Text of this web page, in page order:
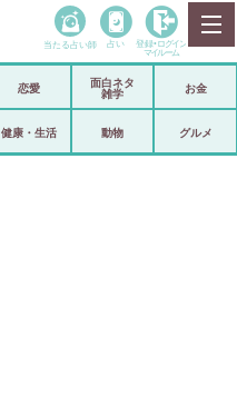
政治
当たる占い師 占い 登録• ログイン
マイルーム
恋愛
面白ネタ
雑学
お金
健康・生活 動物 グルメ